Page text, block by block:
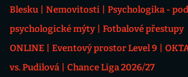
Blesku
Nemovitosti
Psychologika -
psychologické mýty
Fotbalové přestupy
ONLINE
Eventový prostor Level 9
vs. Pudilová
Chance Liga 2026/27